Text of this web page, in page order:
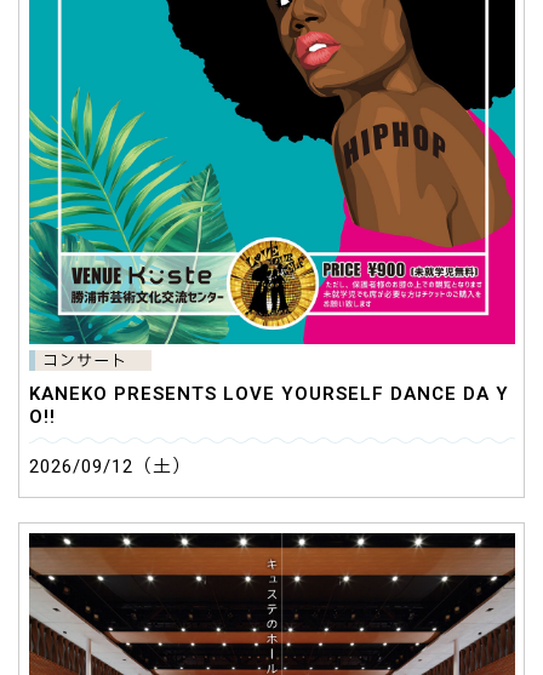
コンサート
KANEKO PRESENTS LOVE YOURSELF DANCE DA Y
O!!
2026/09/12（土）